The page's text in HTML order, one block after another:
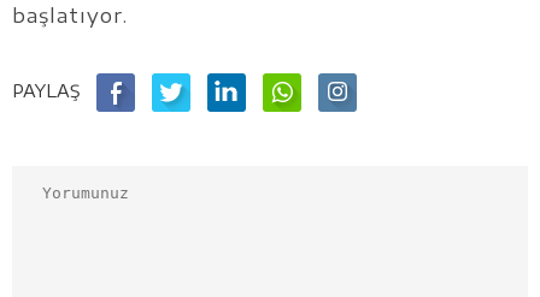
başlatıyor.
PAYLAŞ